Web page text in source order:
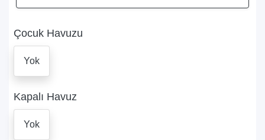
Çocuk Havuzu
Yok
Kapalı Havuz
Yok